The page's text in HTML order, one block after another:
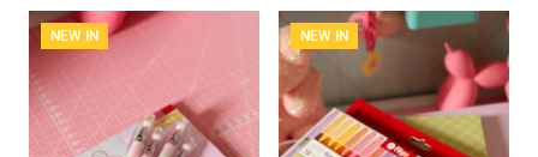
NEW IN NEW IN